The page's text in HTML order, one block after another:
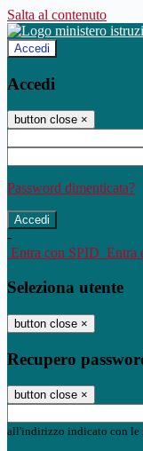
Salta al contenuto
Accedi
Accedi
button close ×
Password dimenticata?
-
Entra con SPID Entra
Seleziona utente
button close ×
Recupero
button close ×
all'indirizzo indicato con le